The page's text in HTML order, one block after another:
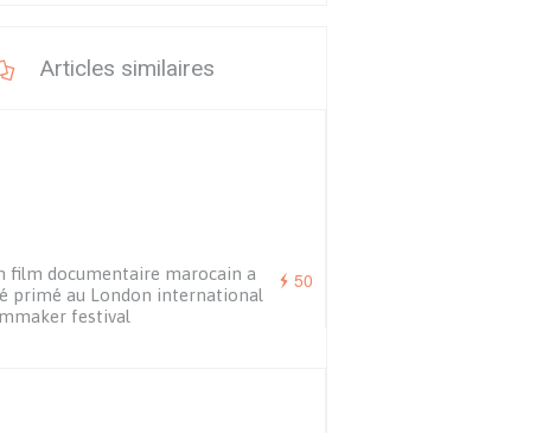
Articles similaires
50
film documentaire marocain a
primé au London international
festival